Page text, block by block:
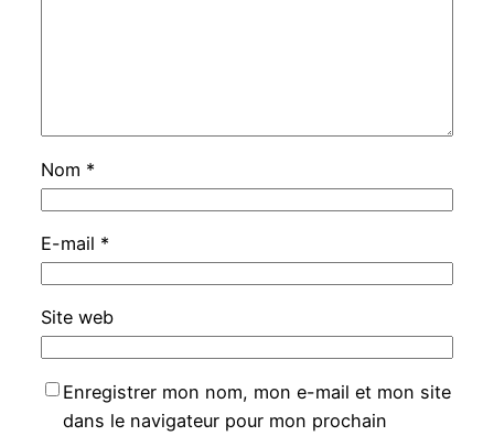
Nom *
E-mail *
Site web
Enregistrer mon nom, mon e-mail et mon site
dans le navigateur pour mon prochain